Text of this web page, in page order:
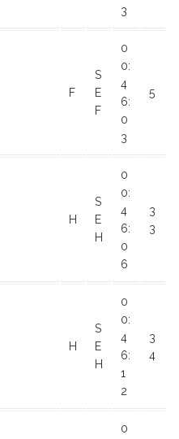
3
F
S
E
F
0
0:
4
6:
0
3
5
H
S
E
H
0
0:
4
6:
0
6
3
3
H
S
E
H
0
0:
4
6:
1
2
3
4
0